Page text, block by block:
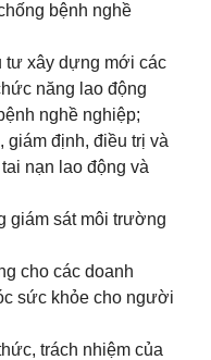
bệnh nghề
tư xây dựng mới các
năng lao động
nghề nghiệp;
giám định, điều trị và
nạn lao động và
giám sát môi trường
cho các doanh
sức khỏe cho người
trách nhiệm của